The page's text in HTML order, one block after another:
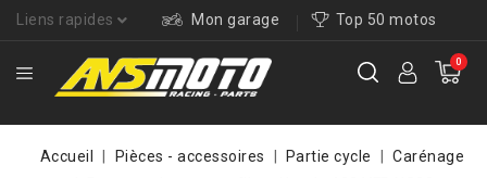
Liens rapides Mon garage Top 50 motos
0
Accueil Pièces - accessoires Partie cycle
Carénage